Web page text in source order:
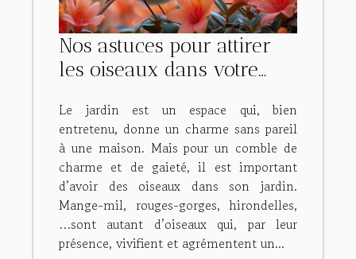
Nos astuces pour attirer
les oiseaux dans votre
Le jardin est un espace qui, bien
entretenu, donne un charme sans pareil
à une maison. Mais pour un comble de
charme et de gaieté, il est important
d’avoir des oiseaux dans son jardin.
Mange-mil, rouges-gorges, hirondelles,
…sont autant d’oiseaux qui, par leur
présence, vivifient et agrémentent un...